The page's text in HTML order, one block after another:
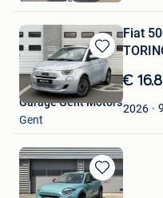
Bewaren
in
Mijn
Favorieten
Fiat
€
2026
Garage Gent Motors
Gent
Bewaren